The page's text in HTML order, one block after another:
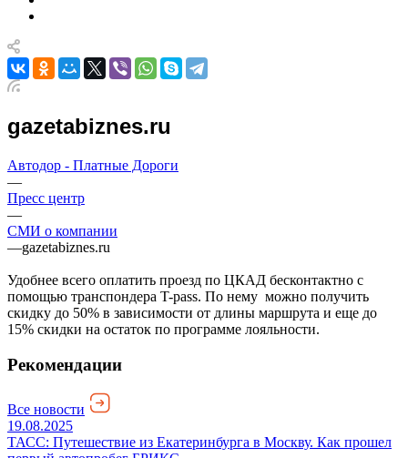
gazetabiznes.ru
Автодор - Платные Дороги
—
Пресс центр
—
СМИ о компании
—gazetabiznes.ru
Удобнее всего оплатить проезд по ЦКАД бесконтактно с
помощью транспондера T-pass. По нему можно получить
скидку до 50% в зависимости от длины маршрута и еще до
15% скидки на остаток по программе лояльности.
Рекомендации
Все новости
19.08.2025
ТАСС: Путешествие из Екатеринбурга в Москву. Как прошел